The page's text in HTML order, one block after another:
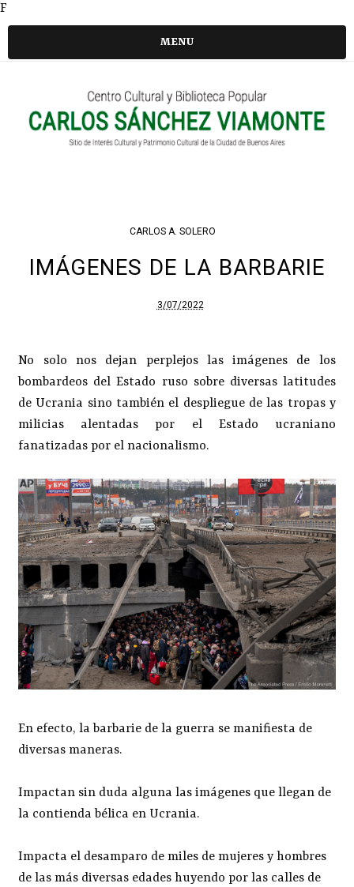
F
MENU
CARLOS A. SOLERO
IMÁGENES DE LA BARBARIE
3/07/2022
No solo nos dejan perplejos las imágenes de los
bombardeos del Estado ruso sobre diversas latitudes
de Ucrania sino también el despliegue de las tropas y
milicias alentadas por el Estado ucraniano
fanatizadas por el nacionalismo.
En efecto, la barbarie de la guerra se manifiesta de
diversas maneras.
Impactan sin duda alguna las imágenes que llegan de
la contienda bélica en Ucrania.
Impacta el desamparo de miles de mujeres y hombres
de las más diversas edades huyendo por las calles de